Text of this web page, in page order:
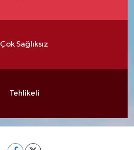
Çok Sağlıksız
Tehlikeli